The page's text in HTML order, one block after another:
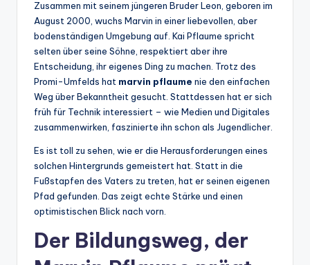
Zusammen mit seinem jüngeren Bruder Leon, geboren im
August 2000, wuchs Marvin in einer liebevollen, aber
bodenständigen Umgebung auf. Kai Pflaume spricht
selten über seine Söhne, respektiert aber ihre
Entscheidung, ihr eigenes Ding zu machen. Trotz des
Promi-Umfelds hat marvin pflaume nie den einfachen
Weg über Bekanntheit gesucht. Stattdessen hat er sich
früh für Technik interessiert – wie Medien und Digitales
zusammenwirken, faszinierte ihn schon als Jugendlicher.
Es ist toll zu sehen, wie er die Herausforderungen eines
solchen Hintergrunds gemeistert hat. Statt in die
Fußstapfen des Vaters zu treten, hat er seinen eigenen
Pfad gefunden. Das zeigt echte Stärke und einen
optimistischen Blick nach vorn.
Der Bildungsweg, der